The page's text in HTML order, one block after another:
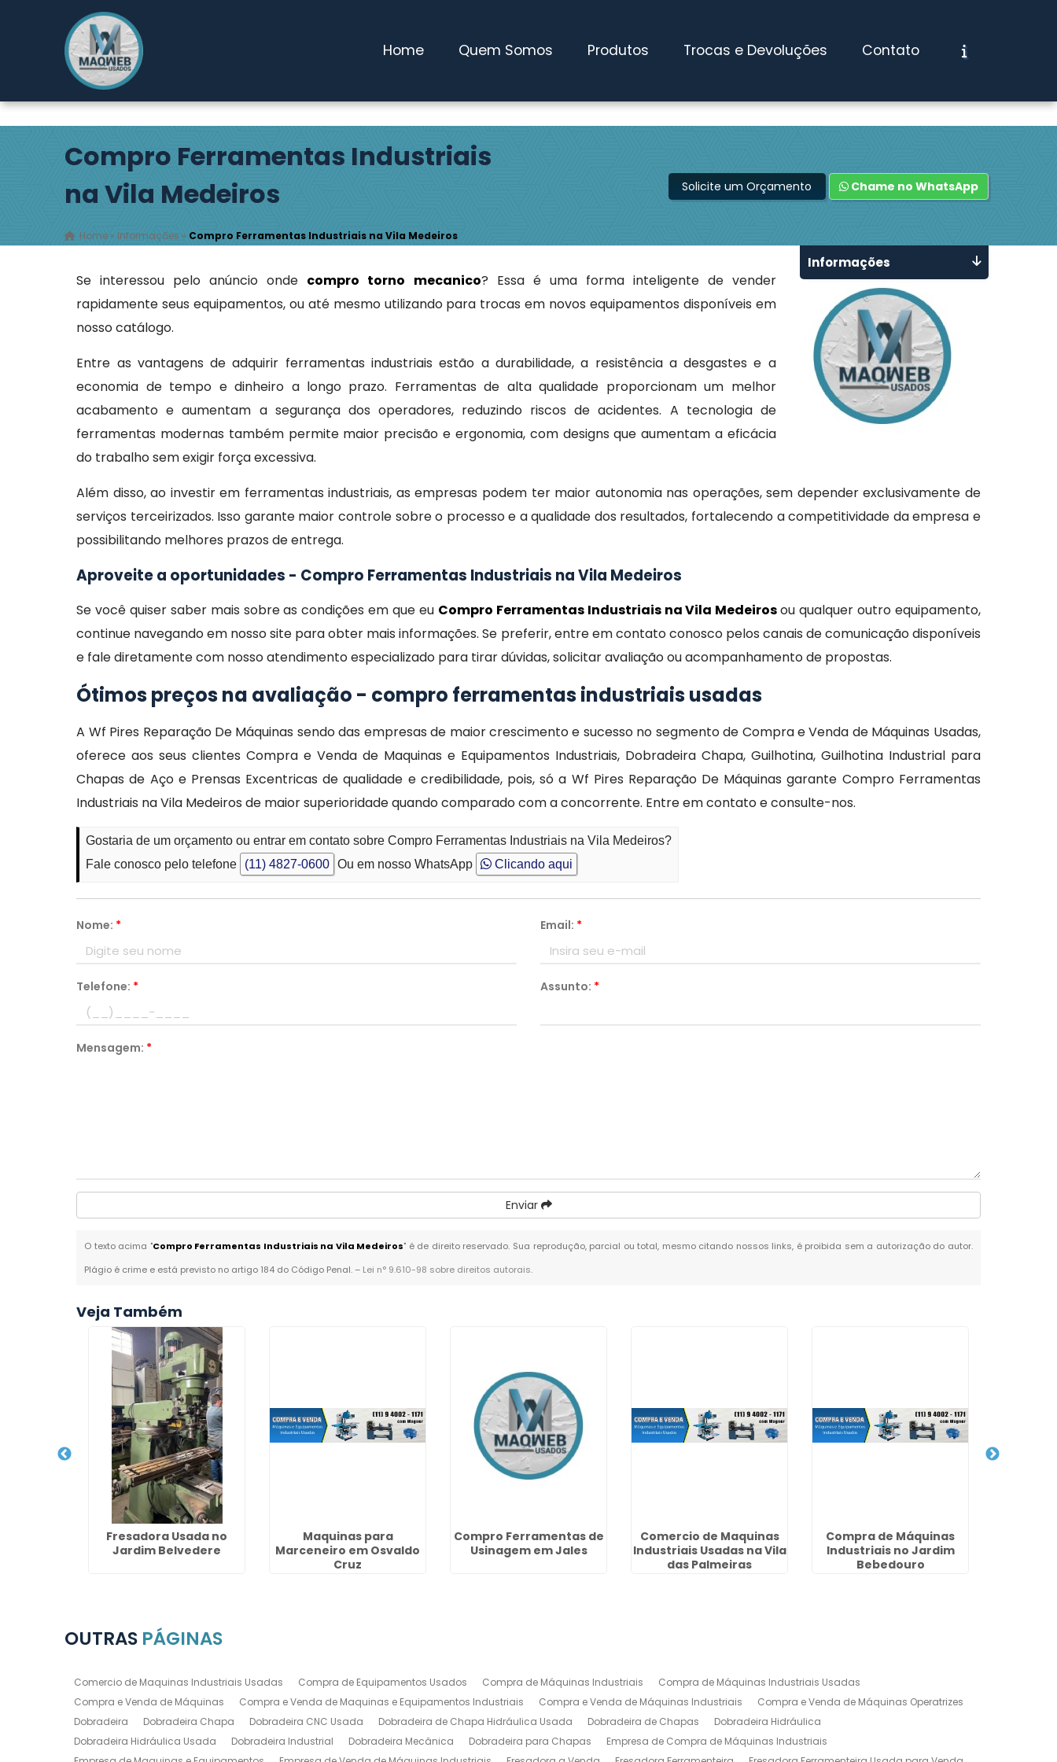
Rodovia Índio Tibiriçá, 2149
- Pouso Alegre - Ribeirão
(11) 4827-0600
maqwebusados@gmail.com
Home Quem Somos Produtos Trocas e Devoluções Contato
Compro Ferramentas Industriais
na Vila Medeiros
Home » Informações » Compro Ferramentas Industriais na Vila Medeiros
Solicite um Orçamento Chame no WhatsApp
Se interessou pelo anúncio onde compro torno mecanico? Essa é uma forma inteligente de vender
rapidamente seus equipamentos, ou até mesmo utilizando para trocas em novos equipamentos disponíveis em
nosso catálogo.
Entre as vantagens de adquirir ferramentas industriais estão a durabilidade, a resistência a desgastes e a
economia de tempo e dinheiro a longo prazo. Ferramentas de alta qualidade proporcionam um melhor
acabamento e aumentam a segurança dos operadores, reduzindo riscos de acidentes. A tecnologia de
ferramentas modernas também permite maior precisão e ergonomia, com designs que aumentam a eficácia
do trabalho sem exigir força excessiva.
Além disso, ao investir em ferramentas industriais, as empresas podem ter maior autonomia nas operações, sem depender exclusivamente de
serviços terceirizados. Isso garante maior controle sobre o processo e a qualidade dos resultados, fortalecendo a competitividade da empresa e
possibilitando melhores prazos de entrega.
Aproveite a oportunidades - Compro Ferramentas Industriais na Vila Medeiros
Se você quiser saber mais sobre as condições em que eu Compro Ferramentas Industriais na Vila Medeirosou qualquer outro equipamento,
continue navegando em nosso site para obter mais informações. Se preferir, entre em contato conosco pelos canais de comunicação disponíveis
e fale diretamente com nosso atendimento especializado para tirar dúvidas, solicitar avaliação ou acompanhamento de propostas.
Ótimos preços na avaliação - compro ferramentas industriais usadas
A Wf Pires Reparação De Máquinas sendo das empresas de maior crescimento e sucesso no segmento de Compra e Venda de Máquinas Usadas,
oferece aos seus clientes Compra e Venda de Maquinas e Equipamentos Industriais, Dobradeira Chapa, Guilhotina, Guilhotina Industrial para
Chapas de Aço e Prensas Excentricas de qualidade e credibilidade, pois, só a Wf Pires Reparação De Máquinas garante Compro Ferramentas
Industriais na Vila Medeiros de maior superioridade quando comparado com a concorrente. Entre em contato e consulte-nos.
Gostaria de um orçamento ou entrar em contato sobre Compro Ferramentas Industriais na Vila Medeiros?
Fale conosco pelo telefone
(11) 4827-0600 Ou em nosso WhatsApp Clicando aqui
Nome: * Email: *
Telefone: * Assunto: *
Mensagem: *
Enviar
O texto acima "Compro Ferramentas Industriais na Vila Medeiros" é de direito reservado. Sua reprodução, parcial ou total, mesmo citando nossos links, é proibida sem a autorização do autor.
Plágio é crime e está previsto no artigo 184 do Código Penal. – Lei n° 9.610-98 sobre direitos autorais.
Informações
Veja Também
Fresadora Usada no
Jardim Belvedere
Maquinas para
Marceneiro em Osvaldo
Cruz
Compro Ferramentas de
Usinagem em Jales
Comercio de Maquinas
Industriais Usadas na Vila
das Palmeiras
Compra de Máquinas
Industriais no Jardim
Bebedouro
OUTRAS PÁGINAS
Comercio de Maquinas Industriais Usadas Compra de Equipamentos Usados Compra de Máquinas Industriais
Compra de Máquinas Industriais Usadas
Compra e Venda de Máquinas
Compra e Venda de Maquinas e Equipamentos Industriais Compra e Venda de Máquinas Industriais
Compra e Venda de Máquinas Operatrizes
Dobradeira
Dobradeira Chapa Dobradeira CNC Usada Dobradeira de Chapa Hidráulica Usada Dobradeira de Chapas
Dobradeira Hidráulica
Dobradeira Hidráulica Usada
Dobradeira Industrial Dobradeira Mecânica Dobradeira para Chapas
Empresa de Compra de Máquinas Industriais